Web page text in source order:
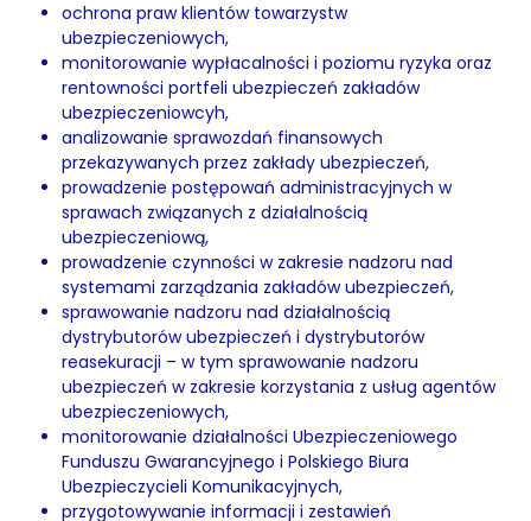
ochrona praw klientów towarzystw
ubezpieczeniowych,
monitorowanie wypłacalności i poziomu ryzyka oraz
rentowności portfeli ubezpieczeń zakładów
ubezpieczeniowcyh,
analizowanie sprawozdań finansowych
przekazywanych przez zakłady ubezpieczeń,
prowadzenie postępowań administracyjnych w
sprawach związanych z działalnością
ubezpieczeniową,
prowadzenie czynności w zakresie nadzoru nad
systemami zarządzania zakładów ubezpieczeń,
sprawowanie nadzoru nad działalnością
dystrybutorów ubezpieczeń i dystrybutorów
reasekuracji – w tym sprawowanie nadzoru
ubezpieczeń w zakresie korzystania z usług agentów
ubezpieczeniowych,
monitorowanie działalności Ubezpieczeniowego
Funduszu Gwarancyjnego i Polskiego Biura
Ubezpieczycieli Komunikacyjnych,
przygotowywanie informacji i zestawień